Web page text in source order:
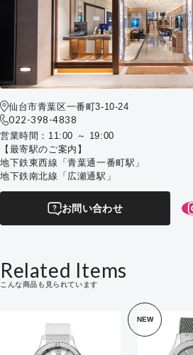
仙台市青葉区一番町3-10-24
022-398-4838
営業時間：11:00 ～ 19:00
【最寄駅のご案内】
地下鉄東西線「青葉通一番町駅」
地下鉄南北線「広瀬通駅」
お問い合わせ
Related Items
こんな商品も見られています
NEW